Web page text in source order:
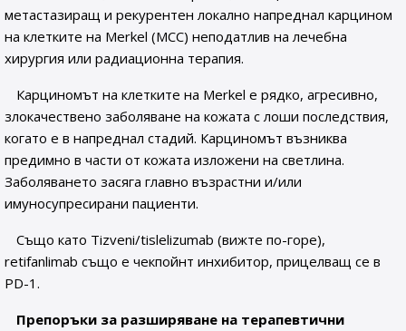
метастазиращ и рекурентен локално напреднал карцином
на клетките на Merkel (MCC) неподатлив на лечебна
хирургия или радиационна терапия.
Карциномът на клетките на Merkel е рядко, агресивно,
злокачествено заболяване на кожата с лоши последствия,
когато е в напреднал стадий. Карциномът възниква
предимно в части от кожата изложени на светлина.
Заболяването засяга главно възрастни и/или
имуносупресирани пациенти.
Също като Tizveni/tislelizumab (вижте по-горе),
retifanlimab също е чекпойнт инхибитор, прицелващ се в
PD-1.
Препоръки за разширяване на терапевтични